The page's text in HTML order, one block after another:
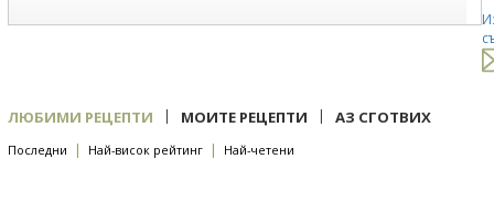
ЛЮБИМИ РЕЦЕПТИ | МОИТЕ РЕЦЕПТИ | АЗ СГОТВИХ
Последни | Най-висок рейтинг | Най-четени